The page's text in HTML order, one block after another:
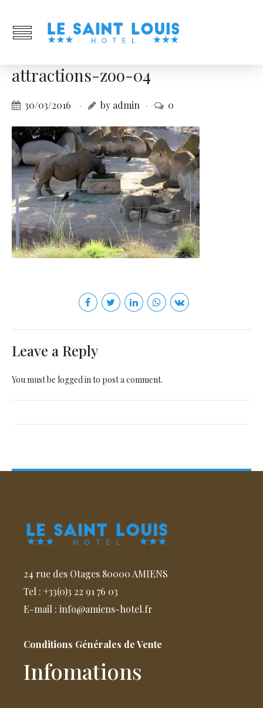
attractions-zoo-04
30/03/2016 by admin 0
Leave a Reply
You must be logged into post a comment.
24 rue des Otages 80000 AMIENS
Tel : +33(0)3 22 91 76 03
E-mail : info@amiens-hotel.fr
Conditions Générales de Vente
Infomations